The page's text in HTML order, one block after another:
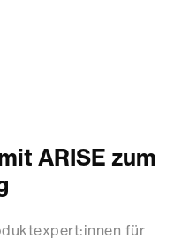
ARISE zum
für